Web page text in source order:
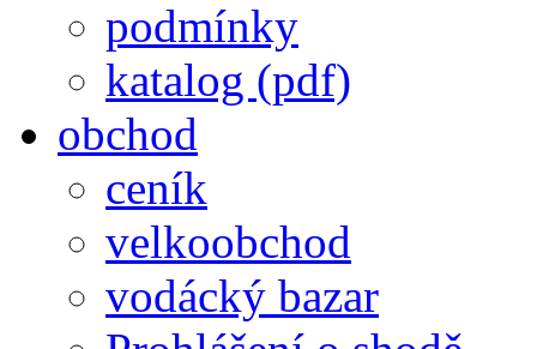
podmínky
katalog (pdf)
obchod
ceník
velkoobchod
vodácký bazar